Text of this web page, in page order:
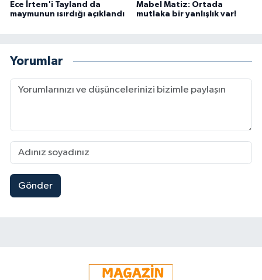
Ece İrtem'i Tayland da
maymunun ısırdığı açıklandı
Mabel Matiz: Ortada
mutlaka bir yanlışlık var!
Yorumlar
Gönder